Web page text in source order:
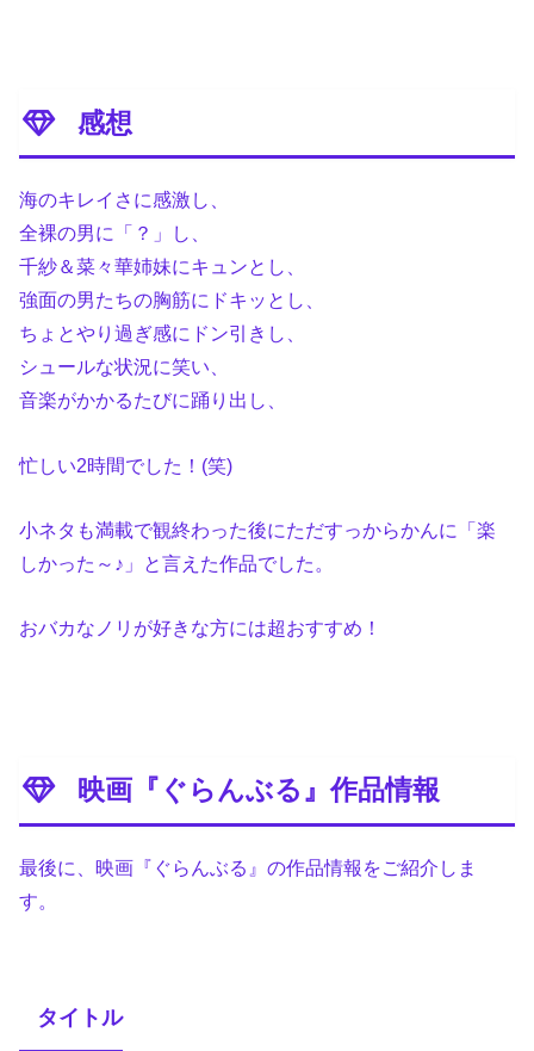
感想
海のキレイさに感激し、
全裸の男に「？」し、
千紗＆菜々華姉妹にキュンとし、
強面の男たちの胸筋にドキッとし、
ちょとやり過ぎ感にドン引きし、
シュールな状況に笑い、
音楽がかかるたびに踊り出し、
忙しい2時間でした！(笑)
小ネタも満載で観終わった後にただすっからかんに「楽
しかった～♪」と言えた作品でした。
おバカなノリが好きな方には超おすすめ！
映画『ぐらんぶる』作品情報
最後に、映画『ぐらんぶる』の作品情報をご紹介しま
す。
タイトル